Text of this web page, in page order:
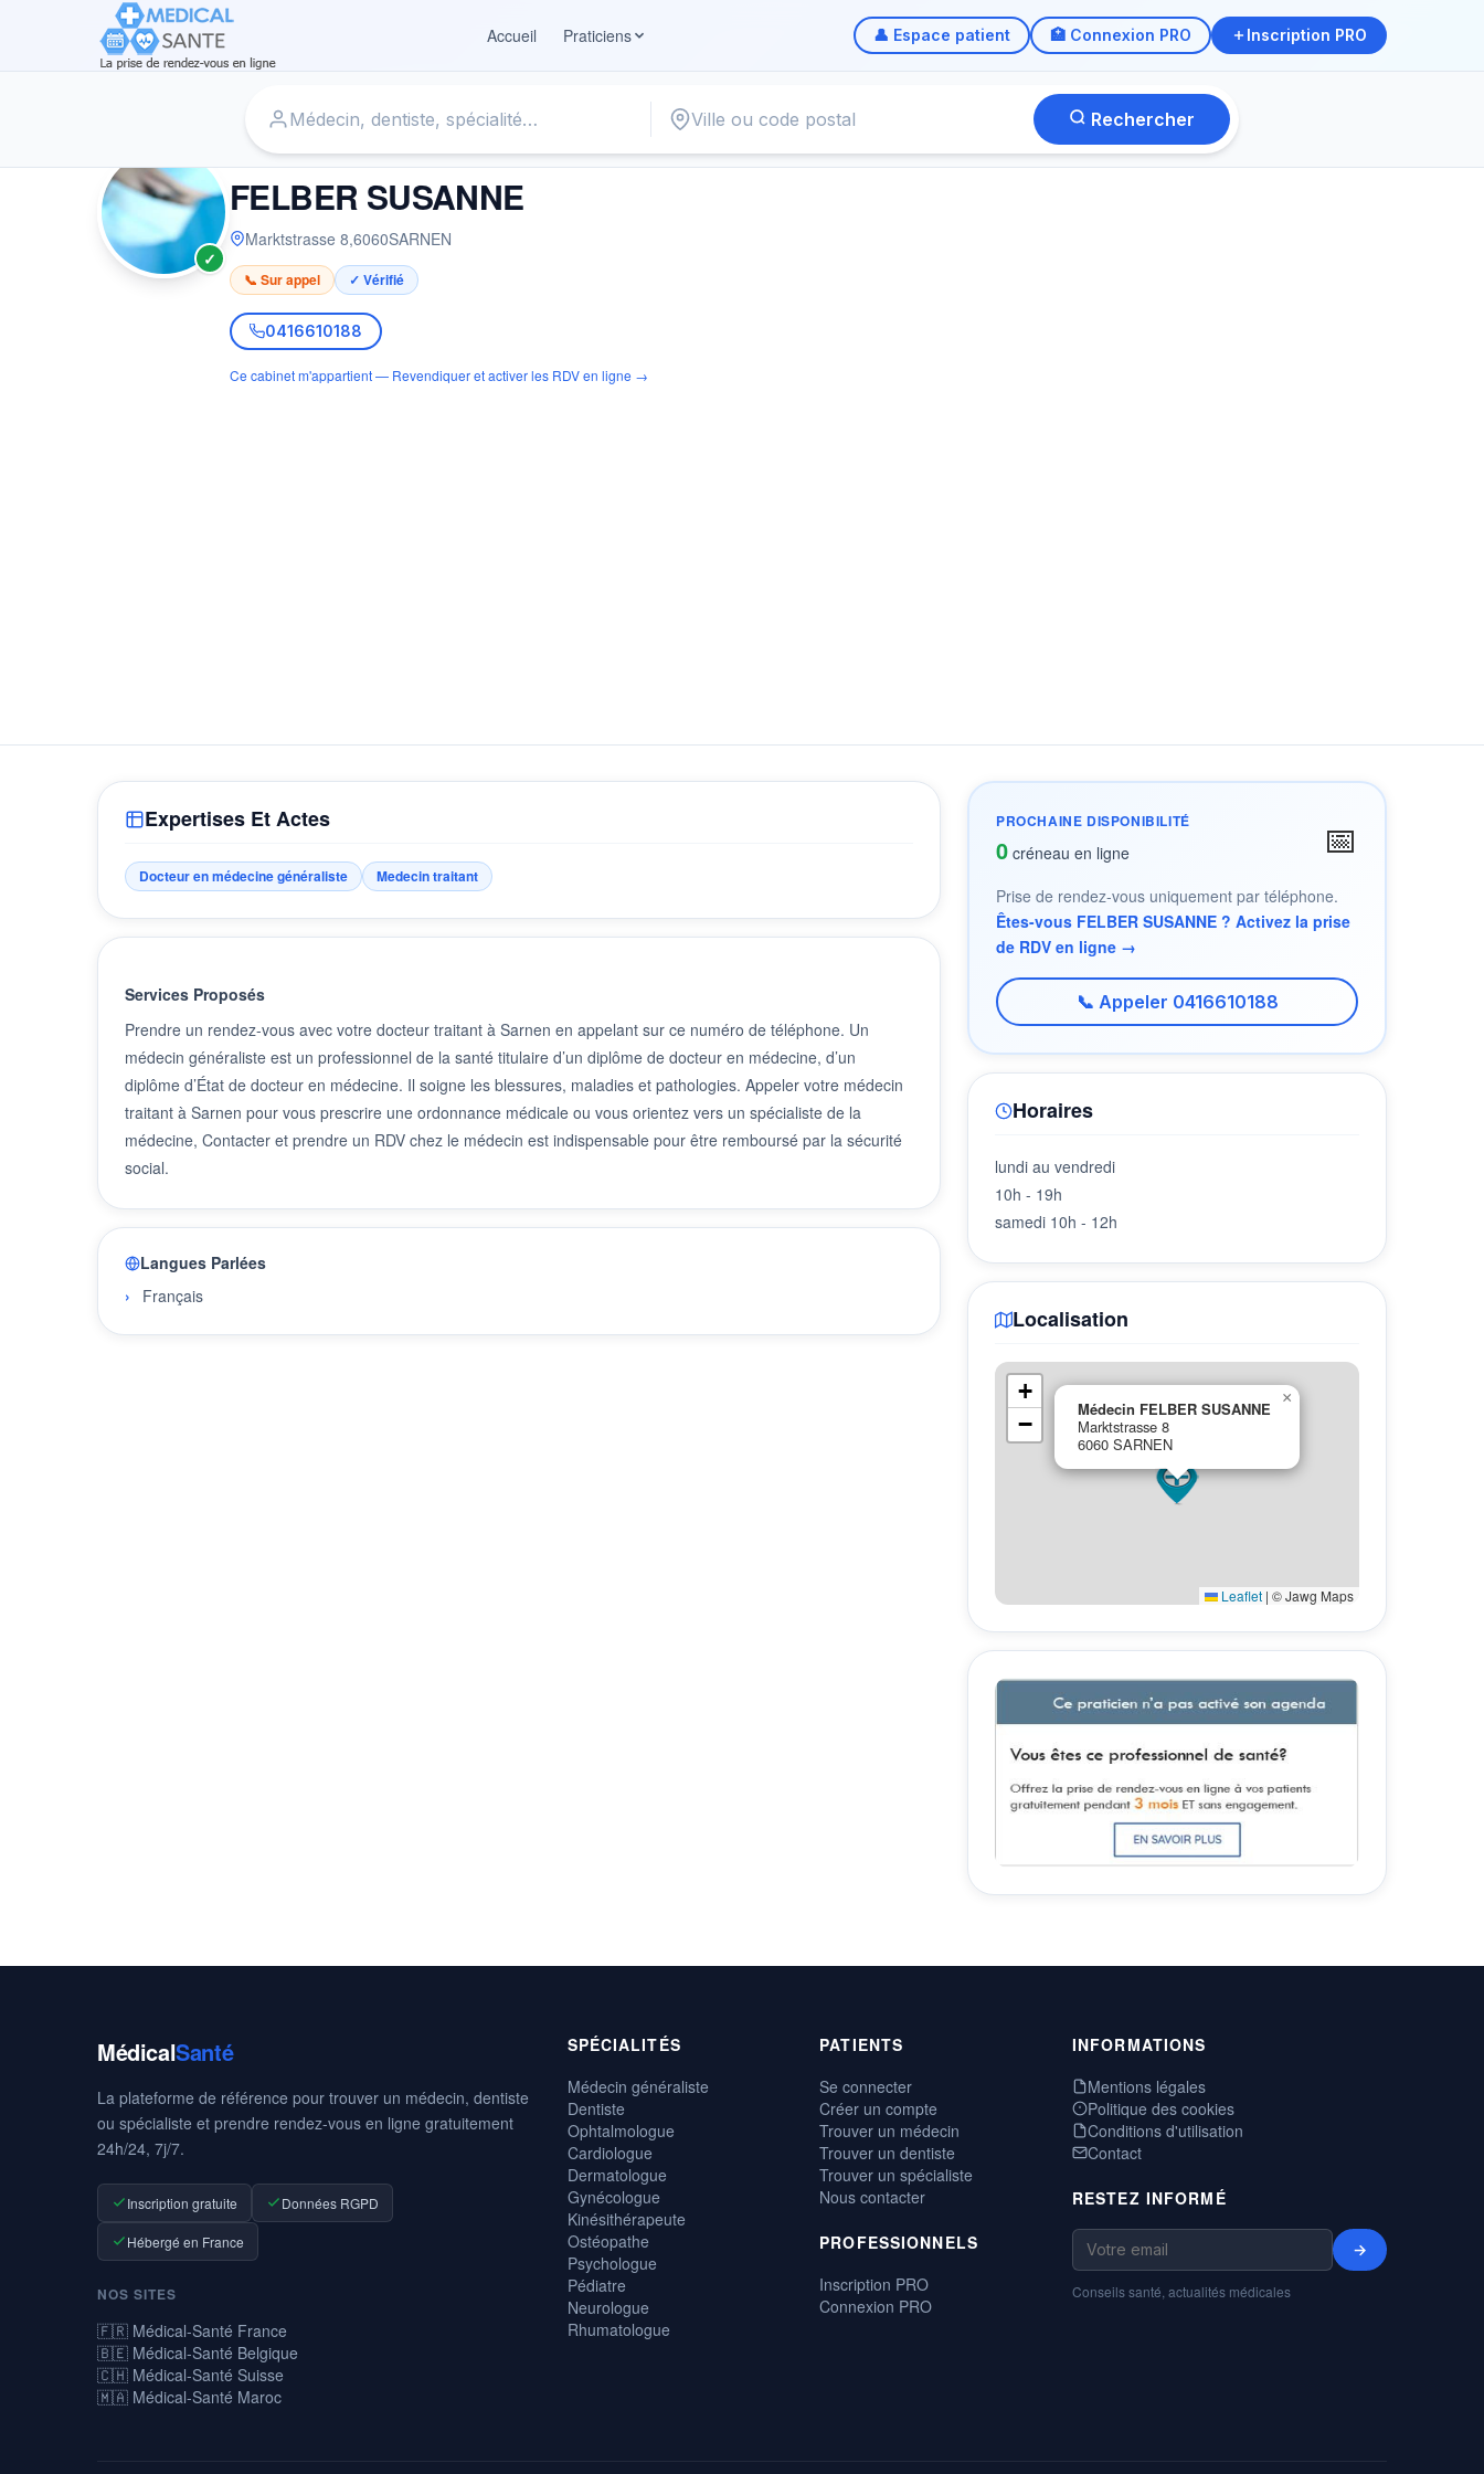
Accueil
Praticiens 👤 Espace patient 🏥 Connexion PRO Inscription PRO
Rechercher
✓
MÉDECIN
FELBER SUSANNE
Marktstrasse 8,6060SARNEN
📞 Sur appel ✓ Vérifié
0416610188
Ce cabinet m'appartient — Revendiquer et activer les RDV en ligne →
Expertises Et Actes
Docteur en médecine généraliste Medecin traitant
Services Proposés
Prendre un rendez-vous avec votre docteur traitant à Sarnen en appelant sur ce numéro de téléphone. Un
médecin généraliste est un professionnel de la santé titulaire d’un diplôme de docteur en médecine, d’un
diplôme d’État de docteur en médecine. Il soigne les blessures, maladies et pathologies. Appeler votre médecin
traitant à Sarnen pour vous prescrire une ordonnance médicale ou vous orientez vers un spécialiste de la
médecine, Contacter et prendre un RDV chez le médecin est indispensable pour être remboursé par la sécurité
social.
Langues Parlées
Français
PROCHAINE DISPONIBILITÉ
0 créneau en ligne 📅
Prise de rendez-vous uniquement par téléphone.
Êtes-vous FELBER SUSANNE ? Activez la prise
de RDV en ligne →
📞 Appeler 0416610188
Horaires
lundi au vendredi
10h - 19h
samedi 10h - 12h
Localisation
Médecin FELBER SUSANNE
Marktstrasse 8
6060 SARNEN
×
+
−
Leaflet | © Jawg Maps
MédicalSanté
La plateforme de référence pour trouver un médecin, dentiste
ou spécialiste et prendre rendez-vous en ligne gratuitement
24h/24, 7j/7.
Inscription gratuite Données RGPD
Hébergé en France
NOS SITES
🇫🇷 Médical-Santé France
🇧🇪 Médical-Santé Belgique
🇨🇭 Médical-Santé Suisse
🇲🇦 Médical-Santé Maroc
SPÉCIALITÉS
Médecin généraliste
Dentiste
Ophtalmologue
Cardiologue
Dermatologue
Gynécologue
Kinésithérapeute
Ostéopathe
Psychologue
Pédiatre
Neurologue
Rhumatologue
PATIENTS
Se connecter
Créer un compte
Trouver un médecin
Trouver un dentiste
Trouver un spécialiste
Nous contacter
PROFESSIONNELS
Inscription PRO
Connexion PRO
INFORMATIONS
Mentions légales
Politique des cookies
Conditions d'utilisation
Contact
RESTEZ INFORMÉ
→
Conseils santé, actualités médicales